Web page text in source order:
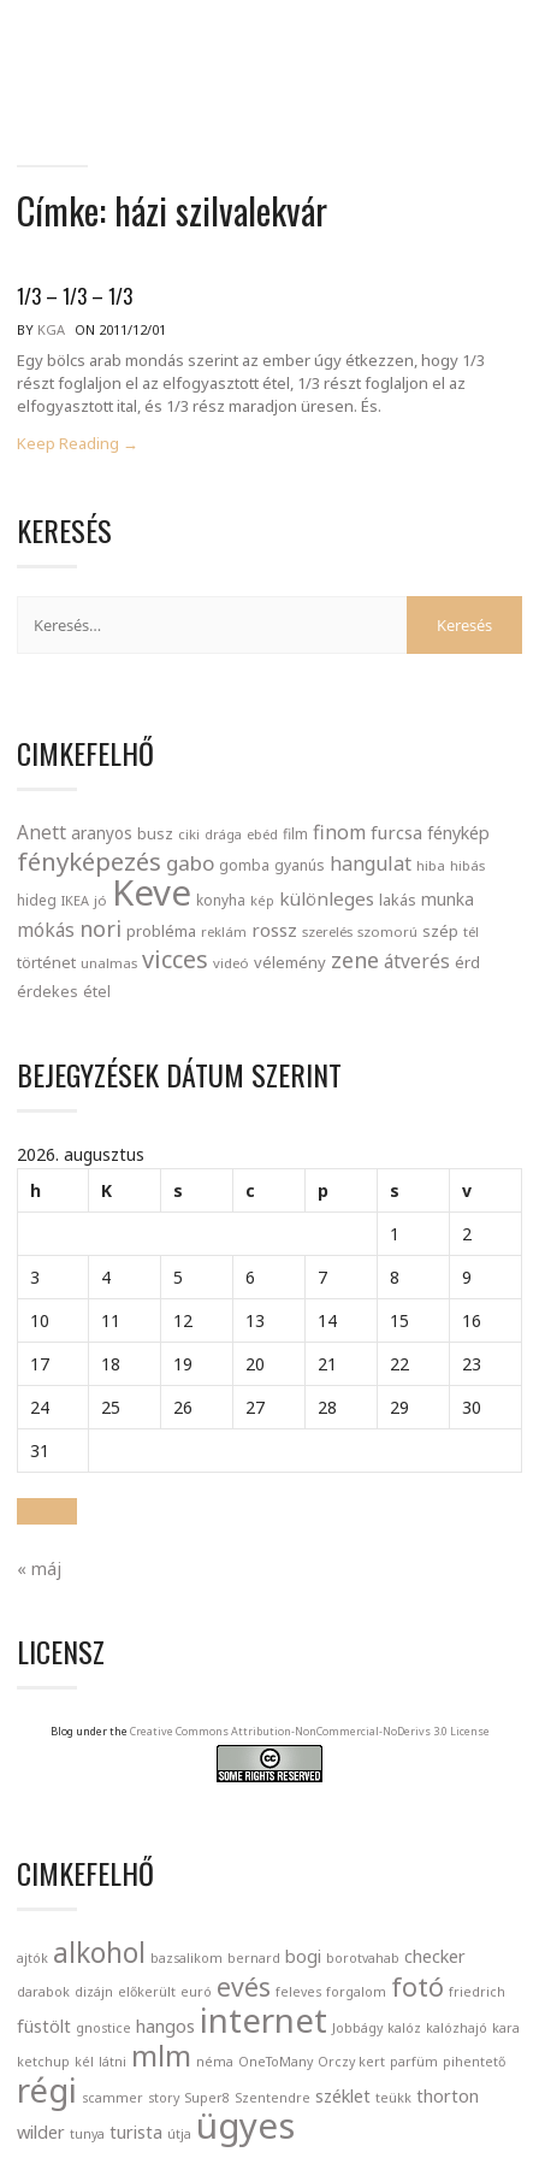
Címke: házi szilvalekvár
1/3 – 1/3 – 1/3
BY KGA ON 2011/12/01
Egy bölcs arab mondás szerint az ember úgy étkezzen, hogy 1/3
részt foglaljon el az elfogyasztott étel, 1/3 részt foglaljon el az
elfogyasztott ital, és 1/3 rész maradjon üresen. És.
Keep Reading →
KERESÉS
CIMKEFELHŐ
Anett aranyos busz ciki drága ebéd film finom furcsa fénykép
fényképezés gabo gomba gyanús hangulat hiba hibás
hideg IKEA jó Keve konyha kép különleges lakás munka
mókás nori probléma reklám rossz szerelés szomorú szép tél
történet unalmas vicces videó vélemény zene átverés érd
érdekes étel
BEJEGYZÉSEK DÁTUM SZERINT
2026. augusztus
h
K s c p s
v
1
2
3
4 5 6 7 8
9
10
11 12 13 14 15
16
17
18 19 20 21 22
23
24
25 26 27 28 29
30
31
« máj
LICENSZ
Blog under the Creative Commons Attribution-NonCommercial-NoDerivs 3.0 License
CIMKEFELHŐ
ajtók alkohol bazsalikom bernard bogi borotvahab checker
darabok dizájn előkerült euró evés feleves forgalom fotó friedrich
füstölt gnostice hangos internet Jobbágy kalóz kalózhajó kara
ketchup kél látni mlm néma OneToMany Orczy kert parfüm pihentető
régi scammer story Super8 Szentendre széklet teükk thorton
wilder tunya turista útja ügyes